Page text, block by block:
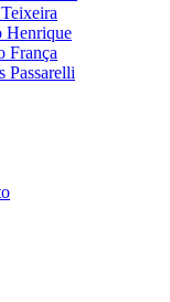
Henrique
França
Passarelli